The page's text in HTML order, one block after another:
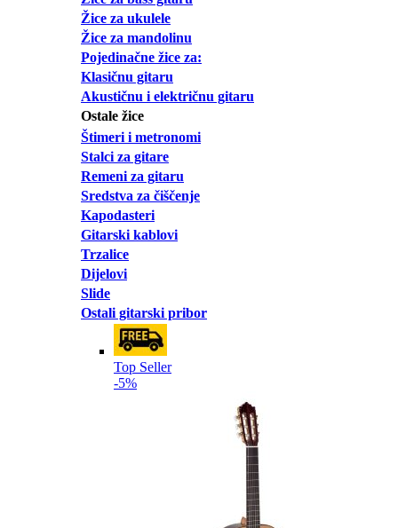
Žice za ukulele
Žice za mandolinu
Pojedinačne žice za:
Klasičnu gitaru
Akustičnu i električnu gitaru
Ostale žice
Štimeri i metronomi
Stalci za gitare
Remeni za gitaru
Sredstva za čiščenje
Kapodasteri
Gitarski kablovi
Trzalice
Dijelovi
Slide
Ostali gitarski pribor
Top Seller
-5%